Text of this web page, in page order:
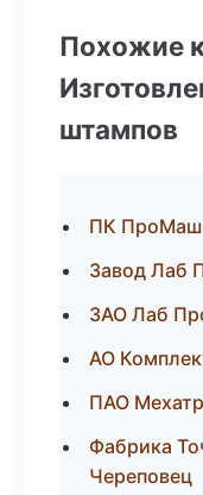
Похожие
штампов
ПК ПроМаш
Завод Лаб
ЗАО Лаб
АО
ПАО
Фабрика
Череповец